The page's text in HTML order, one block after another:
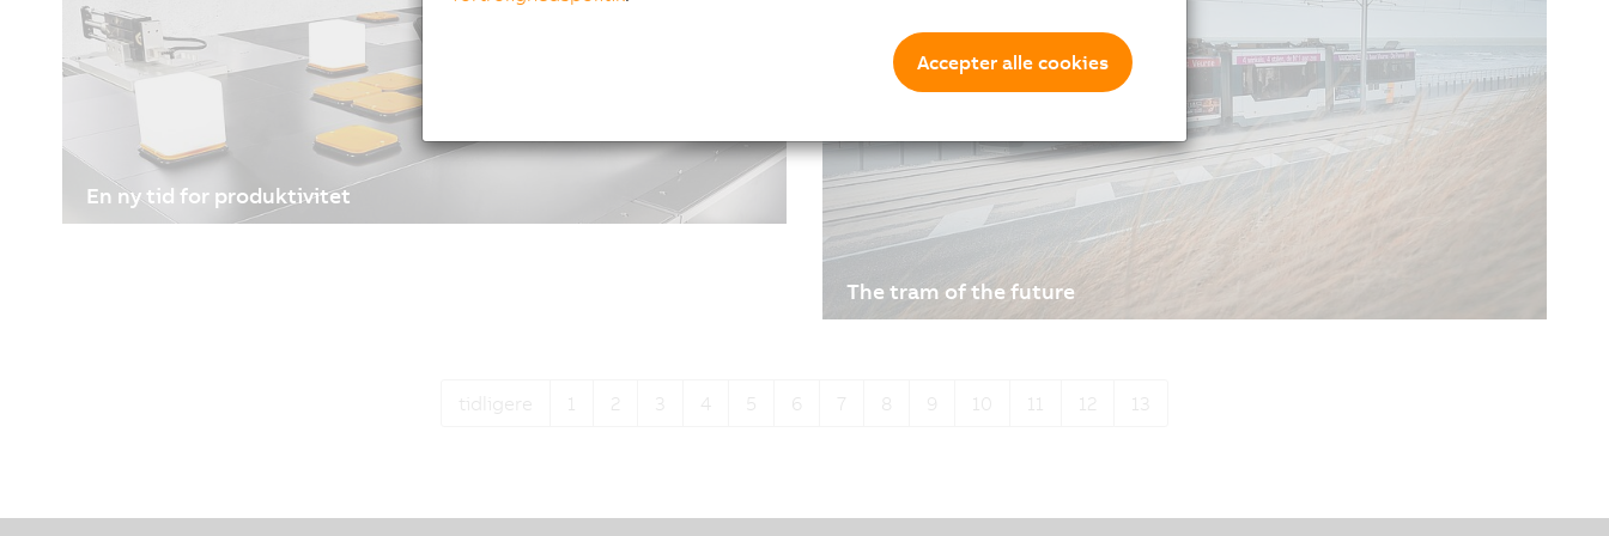
En ny tid for produktivitet
The tram of the future
tram was upgraded to run on electricity. There was renewed cause for
tidligere 1 2 3 4 5 6 7 8 9 10 11 12 13
Accepter alle cookies